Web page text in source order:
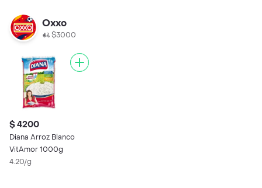
Oxxo
$3000
$ 4200
Diana Arroz Blanco
VitAmor 1000g
4.20/g